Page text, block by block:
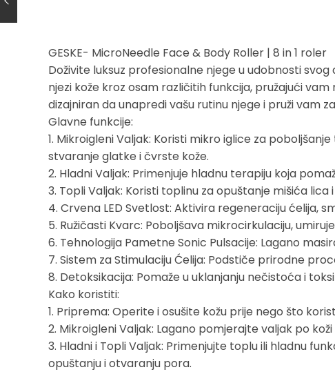
GESKE- MicroNeedle Face & Body Roller | 8 in 1 roler
Doživite luksuz profesionalne njege u udobnosti svog
njezi kože kroz osam različitih funkcija, pružajući
dizajniran da unapredi vašu rutinu njege i pruži vam
Glavne funkcije:
1. Mikroigleni Valjak: Koristi mikro iglice za
stvaranje glatke i čvrste kože.
2. Hladni Valjak: Primenjuje hladnu terapiju koja
3. Topli Valjak: Koristi toplinu za opuštanje mišića
4. Crvena LED Svetlost: Aktivira regeneraciju ćelija,
5. Ružičasti Kvarc: Poboljšava mikrocirkulaciju,
6. Tehnologija Pametne Sonic Pulsacije: Lagano
7. Sistem za Stimulaciju Ćelija: Podstiče prirodne
8. Detoksikacija: Pomaže u uklanjanju nečistoća i
Kako koristiti:
1. Priprema: Operite i osušite kožu prije nego što
2. Mikroigleni Valjak: Lagano pomjerajte valjak po
3. Hladni i Topli Valjak: Primenjujte toplu ili hladnu
opuštanju i otvaranju pora.